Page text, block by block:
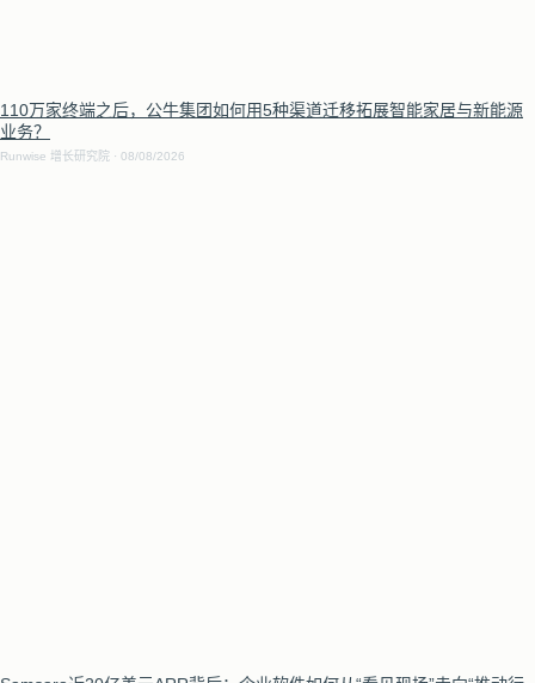
110万家终端之后，公牛集团如何用5种渠道迁移拓展智能家居与新能源
业务？
Runwise 增长研究院 08/08/2026